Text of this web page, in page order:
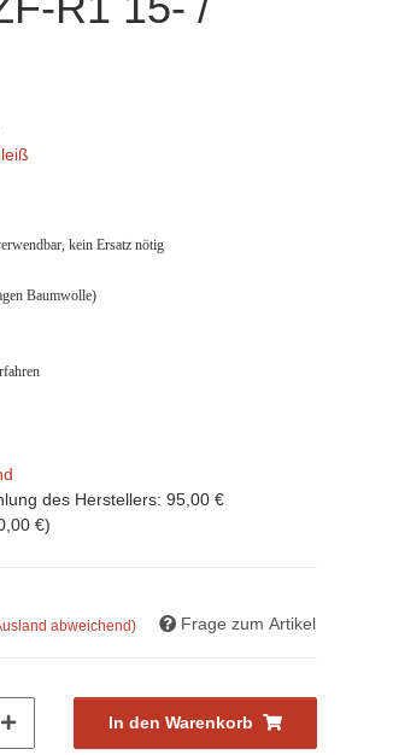
kein Ersatz nötig
Baumwolle)
des Herstellers:95,00 €
€)
abweichend) Frage zum Artikel
In den Warenkorb